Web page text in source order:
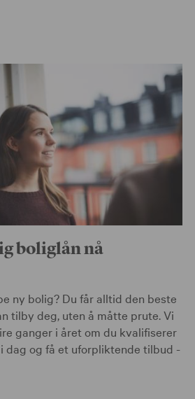
boliglån nå
ny bolig? Du får alltid den beste
tilby deg, uten å måtte prute. Vi
ganger i året om du kvalifiserer
dag og få et uforpliktende tilbud -